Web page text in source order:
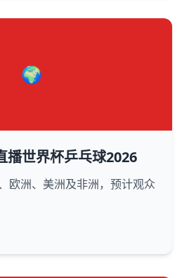
🌍
播世界杯乒乓球2026
欧洲、美洲及非洲，预计观众